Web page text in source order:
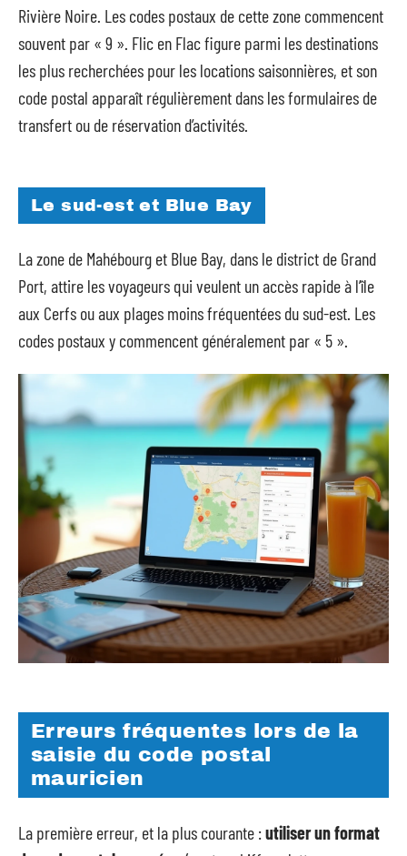
Rivière Noire. Les codes postaux de cette zone commencent
souvent par « 9 ». Flic en Flac figure parmi les destinations
les plus recherchées pour les locations saisonnières, et son
code postal apparaît régulièrement dans les formulaires de
transfert ou de réservation d’activités.
Le sud-est et Blue Bay
La zone de Mahébourg et Blue Bay, dans le district de Grand
Port, attire les voyageurs qui veulent un accès rapide à l’île
aux Cerfs ou aux plages moins fréquentées du sud-est. Les
codes postaux y commencent généralement par « 5 ».
Erreurs fréquentes lors de la
saisie du code postal
mauricien
La première erreur, et la plus courante :utiliser un format